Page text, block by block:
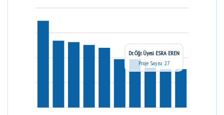
Dr. Öğr. Üyesi ESRA EREN
Proje Sayısı: 27